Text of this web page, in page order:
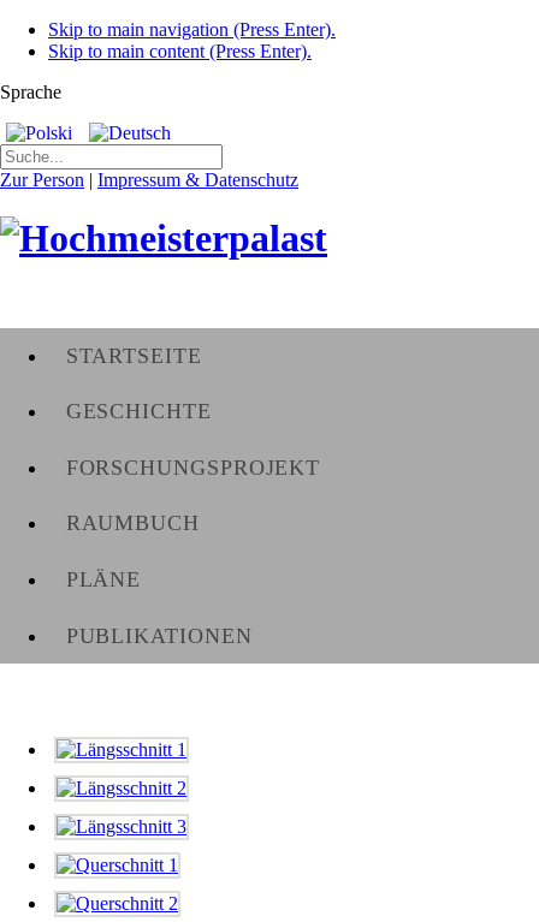
Skip to main navigation (Press Enter).
Skip to main content (Press Enter).
Sprache
Zur Person | Impressum & Datenschutz
STARTSEITE
GESCHICHTE
FORSCHUNGSPROJEKT
RAUMBUCH
PLÄNE
PUBLIKATIONEN